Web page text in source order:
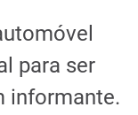
para ser
informante.